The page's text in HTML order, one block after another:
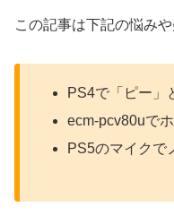
この記事は下記の悩み
PS4で「ピー」
ecm-pcv80uで
PS5のマイクで